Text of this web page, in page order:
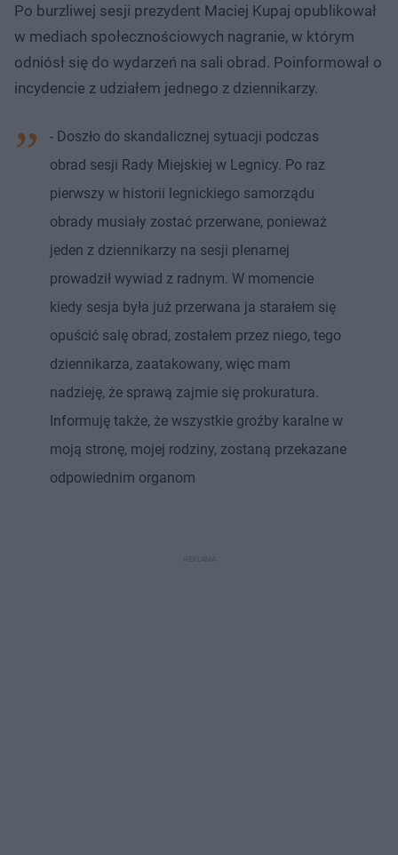
Po burzliwej sesji prezydent Maciej Kupaj opublikował
w mediach społecznościowych nagranie, w którym
odniósł się do wydarzeń na sali obrad. Poinformował o
incydencie z udziałem jednego z dziennikarzy.
- Doszło do skandalicznej sytuacji podczas
obrad sesji Rady Miejskiej w Legnicy. Po raz
pierwszy w historii legnickiego samorządu
obrady musiały zostać przerwane, ponieważ
jeden z dziennikarzy na sesji plenarnej
prowadził wywiad z radnym. W momencie
kiedy sesja była już przerwana ja starałem się
opuścić salę obrad, zostałem przez niego, tego
dziennikarza, zaatakowany, więc mam
nadzieję, że sprawą zajmie się prokuratura.
Informuję także, że wszystkie groźby karalne w
moją stronę, mojej rodziny, zostaną przekazane
odpowiednim organom